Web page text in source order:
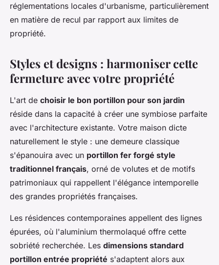
réglementations locales d'urbanisme, particulièrement
en matière de recul par rapport aux limites de
propriété.
Styles et designs : harmoniser cette
fermeture avec votre propriété
L'art de choisir le bon portillon pour son jardin
réside dans la capacité à créer une symbiose parfaite
avec l'architecture existante. Votre maison dicte
naturellement le style : une demeure classique
s'épanouira avec un portillon fer forgé style
traditionnel français, orné de volutes et de motifs
patrimoniaux qui rappellent l'élégance intemporelle
des grandes propriétés françaises.
Les résidences contemporaines appellent des lignes
épurées, où l'aluminium thermolaqué offre cette
sobriété recherchée. Les dimensions standard
portillon entrée propriété s'adaptent alors aux